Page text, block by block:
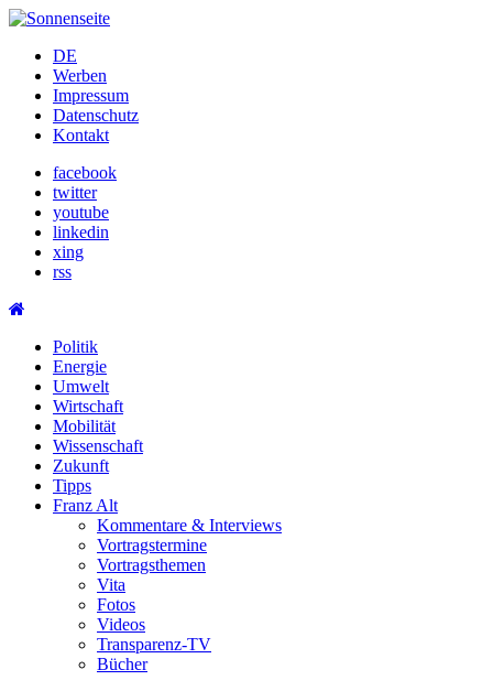
Skip
contentDE
Werben
Impressum
Datenschutz
Kontakt
facebook
twitter
youtube
linkedin
xing
rss
Politik
Energie
Umwelt
Wirtschaft
Mobilität
Wissenschaft
Zukunft
Tipps
Franz Alt
Kommentare & Interviews
Vortragstermine
Vortragsthemen
Vita
Fotos
Videos
Transparenz-TV
Bücher